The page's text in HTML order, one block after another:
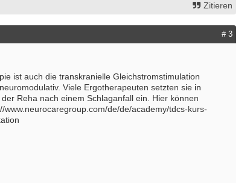
Zitieren
# 3
ist auch die transkranielle Gleichstromstimulation
Viele Ergotherapeuten setzten sie in
Reha nach einem Schlaganfall ein. Hier können
www.neurocaregroup.com/de/de/academy/tdcs-kurs-
Therapeut & 13.